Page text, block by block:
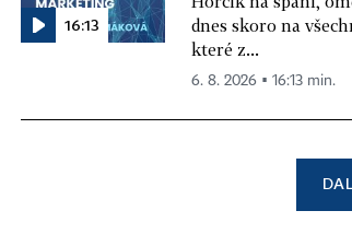
16:13
dnes skoro na
které z...
6. 8. 2026 ▪ 16:13 min.